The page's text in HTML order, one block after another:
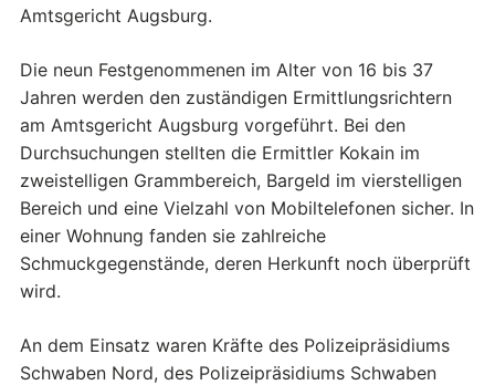
Amtsgericht Augsburg.
Die neun Festgenommenen im Alter von 16 bis 37
Jahren werden den zuständigen Ermittlungsrichtern
am Amtsgericht Augsburg vorgeführt. Bei den
Durchsuchungen stellten die Ermittler Kokain im
zweistelligen Grammbereich, Bargeld im vierstelligen
Bereich und eine Vielzahl von Mobiltelefonen sicher. In
einer Wohnung fanden sie zahlreiche
Schmuckgegenstände, deren Herkunft noch überprüft
wird.
An dem Einsatz waren Kräfte des Polizeipräsidiums
Schwaben Nord, des Polizeipräsidiums Schwaben